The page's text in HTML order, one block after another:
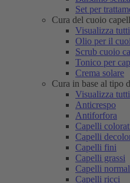
Set per
Cura del cuoio
Visualizza tutti
Olio per il
Scrub cuoio
Tonico per
Crema solare
Cura in base al tipo
Visualizza tutti
Anticrespo
Antiforfora
Capelli
Capelli
Capelli fini
Capelli grassi
Capelli
Capelli ricci